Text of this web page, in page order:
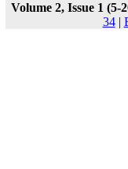
Volume 2, Issue 1 (5-
34|